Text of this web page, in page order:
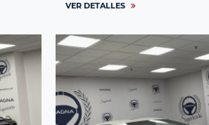
VER DETALLES